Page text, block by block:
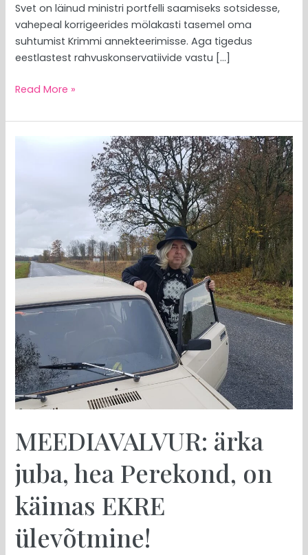
Svet on läinud ministri portfelli saamiseks sotsidesse,
vahepeal korrigeerides mölakasti tasemel oma
suhtumist Krimmi annekteerimisse. Aga tigedus
eestlastest rahvuskonservatiivide vastu […]
Read More »
MEEDIAVALVUR: ärka
juba, hea Perekond, on
käimas EKRE
ülevõtmine!
käimas
EKRE
ülevõtmine!